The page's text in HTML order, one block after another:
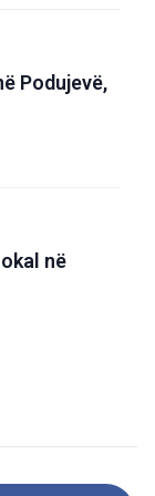
Podujevë,
në